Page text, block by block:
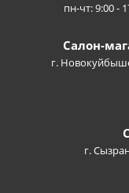
пн-чт: 9:00 -
Салон-
г.
г.